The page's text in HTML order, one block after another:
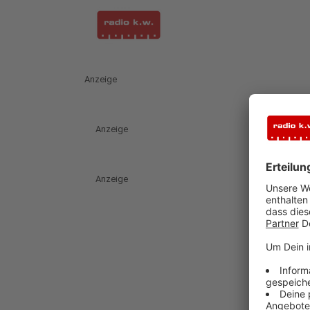
Anzeige
Anzeige
Anzeige